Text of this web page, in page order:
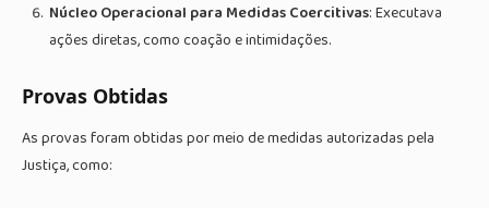
Núcleo Operacional para Medidas Coercitivas: Executava
ações diretas, como coação e intimidações.
Provas Obtidas
As provas foram obtidas por meio de medidas autorizadas pela
Justiça, como: